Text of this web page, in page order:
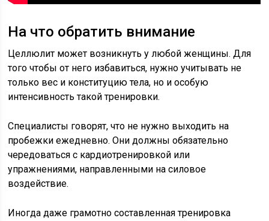
На что обратить внимание
Целлюлит может возникнуть у любой женщины. Для
того чтобы от него избавиться, нужно учитывать не
только вес и конституцию тела, но и особую
интенсивность такой тренировки.
Специалисты говорят, что не нужно выходить на
пробежки ежедневно. Они должны обязательно
чередоваться с кардиотренировкой или
упражнениями, направленными на силовое
воздействие.
Иногда даже грамотно составленная тренировка